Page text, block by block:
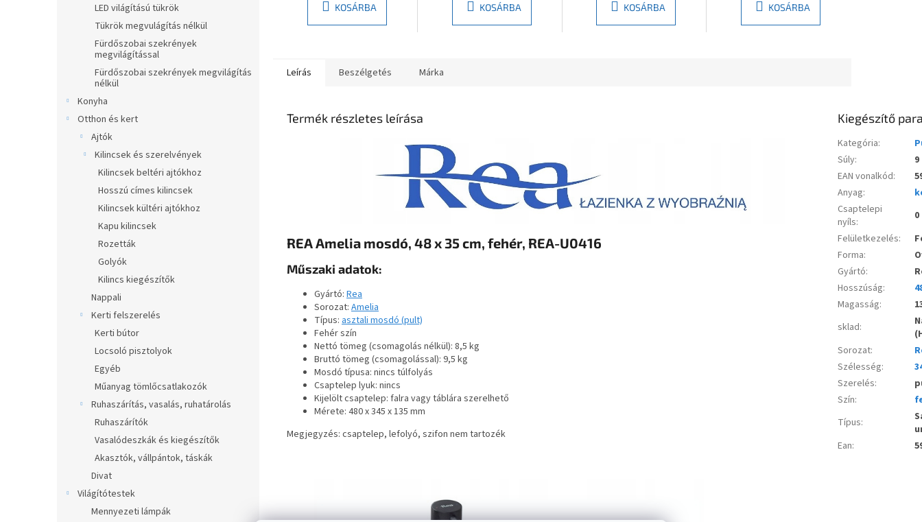
LED világítású tükrök
Tükrök megvulágítás nélkül
Fürdőszobai szekrények
megvilágítással
Fürdőszobai szekrények megvilágítás
nélkül
Konyha
Otthon és kert
Ajtók
Kilincsek és szerelvények
Kilincsek beltéri ajtókhoz
Hosszú címes kilincsek
Kilincsek kültéri ajtókhoz
Kapu kilincsek
Rozetták
Golyók
Kilincs kiegészítők
Nappali
Kerti felszerelés
Kerti bútor
Locsoló pisztolyok
Egyéb
Műanyag tömlőcsatlakozók
Ruhaszárítás, vasalás, ruhatárolás
Ruhaszárítók
Vasalódeszkák és kiegészítők
Akasztók, vállpántok, táskák
Divat
Világítótestek
Mennyezeti lámpák
KOSÁRBA KOSÁRBA KOSÁRBA KOSÁRBA
Leírás Beszélgetés Márka
Termék részletes leírása
REA Amelia mosdó, 48 x 35 cm, fehér, REA-U0416
Műszaki adatok:
Gyártó: Rea
Sorozat: Amelia
Típus: asztali mosdó (pult)
Fehér szín
Nettó tömeg (csomagolás nélkül): 8,5 kg
Bruttó tömeg (csomagolással): 9,5 kg
Mosdó típusa: nincs túlfolyás
Csaptelep lyuk: nincs
Kijelölt csaptelep: falra vagy táblára szerelhető
Mérete: 480 x 345 x 135 mm
Megjegyzés: csaptelep, lefolyó, szifon nem tartozék
Kiegészítő
Kategória:
Súly:
EAN vonalkód:
Anyag:
Csaptelepi
nyíls:
0
Felületkezelés:
Forma:
Gyártó:
Hosszúság:
Magasság:
sklad:
Sorozat:
Szélesség:
Szerelés:
Szín:
Típus:
Ean: